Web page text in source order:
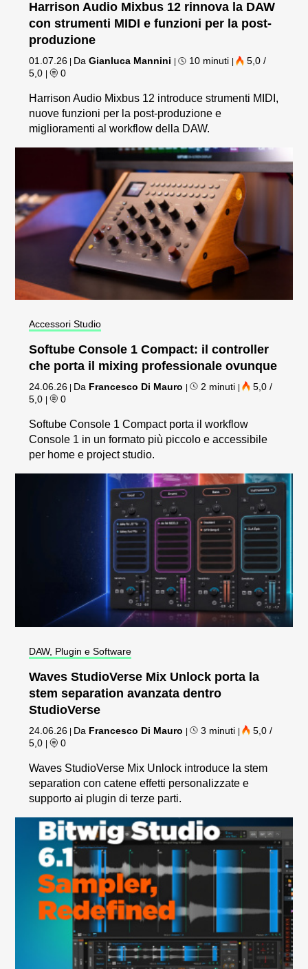
Harrison Audio Mixbus 12 rinnova la DAW
con strumenti MIDI e funzioni per la post-
produzione
01.07.26 DaGianluca Mannini | 10 minuti |
5,0 /
5,0
| 0
Harrison Audio Mixbus 12 introduce strumenti MIDI,
nuove funzioni per la post-produzione e
miglioramenti al workflow della DAW.
Accessori Studio
Softube Console 1 Compact: il controller
che porta il mixing professionale ovunque
24.06.26 | Da Francesco Di Mauro | 2 minuti |
5,0 /
5,0 | 0
Softube Console 1 Compact porta il workflow
Console 1 in un formato più piccolo e accessibile
per home e project studio.
DAW, Plugin e Software
Waves StudioVerse Mix Unlock porta la
stem separation avanzata dentro
StudioVerse
24.06.26 Da Francesco Di Mauro | 3 minuti |
5,0 /
5,0
| 0
Waves StudioVerse Mix Unlock introduce la stem
separation con catene effetti personalizzate e
supporto ai plugin di terze parti.